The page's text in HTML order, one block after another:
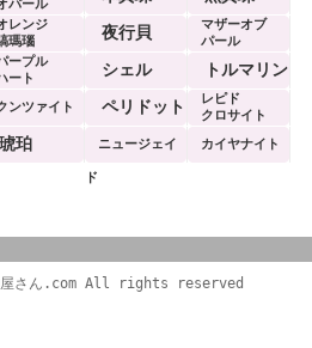
パール
レンジ
瑪瑙
夜行貝
マザーオブ
パール
ープル
ート
シェル トルマリン
ンツァイト ペリドット
レピド
クロサイト
珀 ニュージェイ
ド
カイヤナイト
屋さん.com All rights reserved